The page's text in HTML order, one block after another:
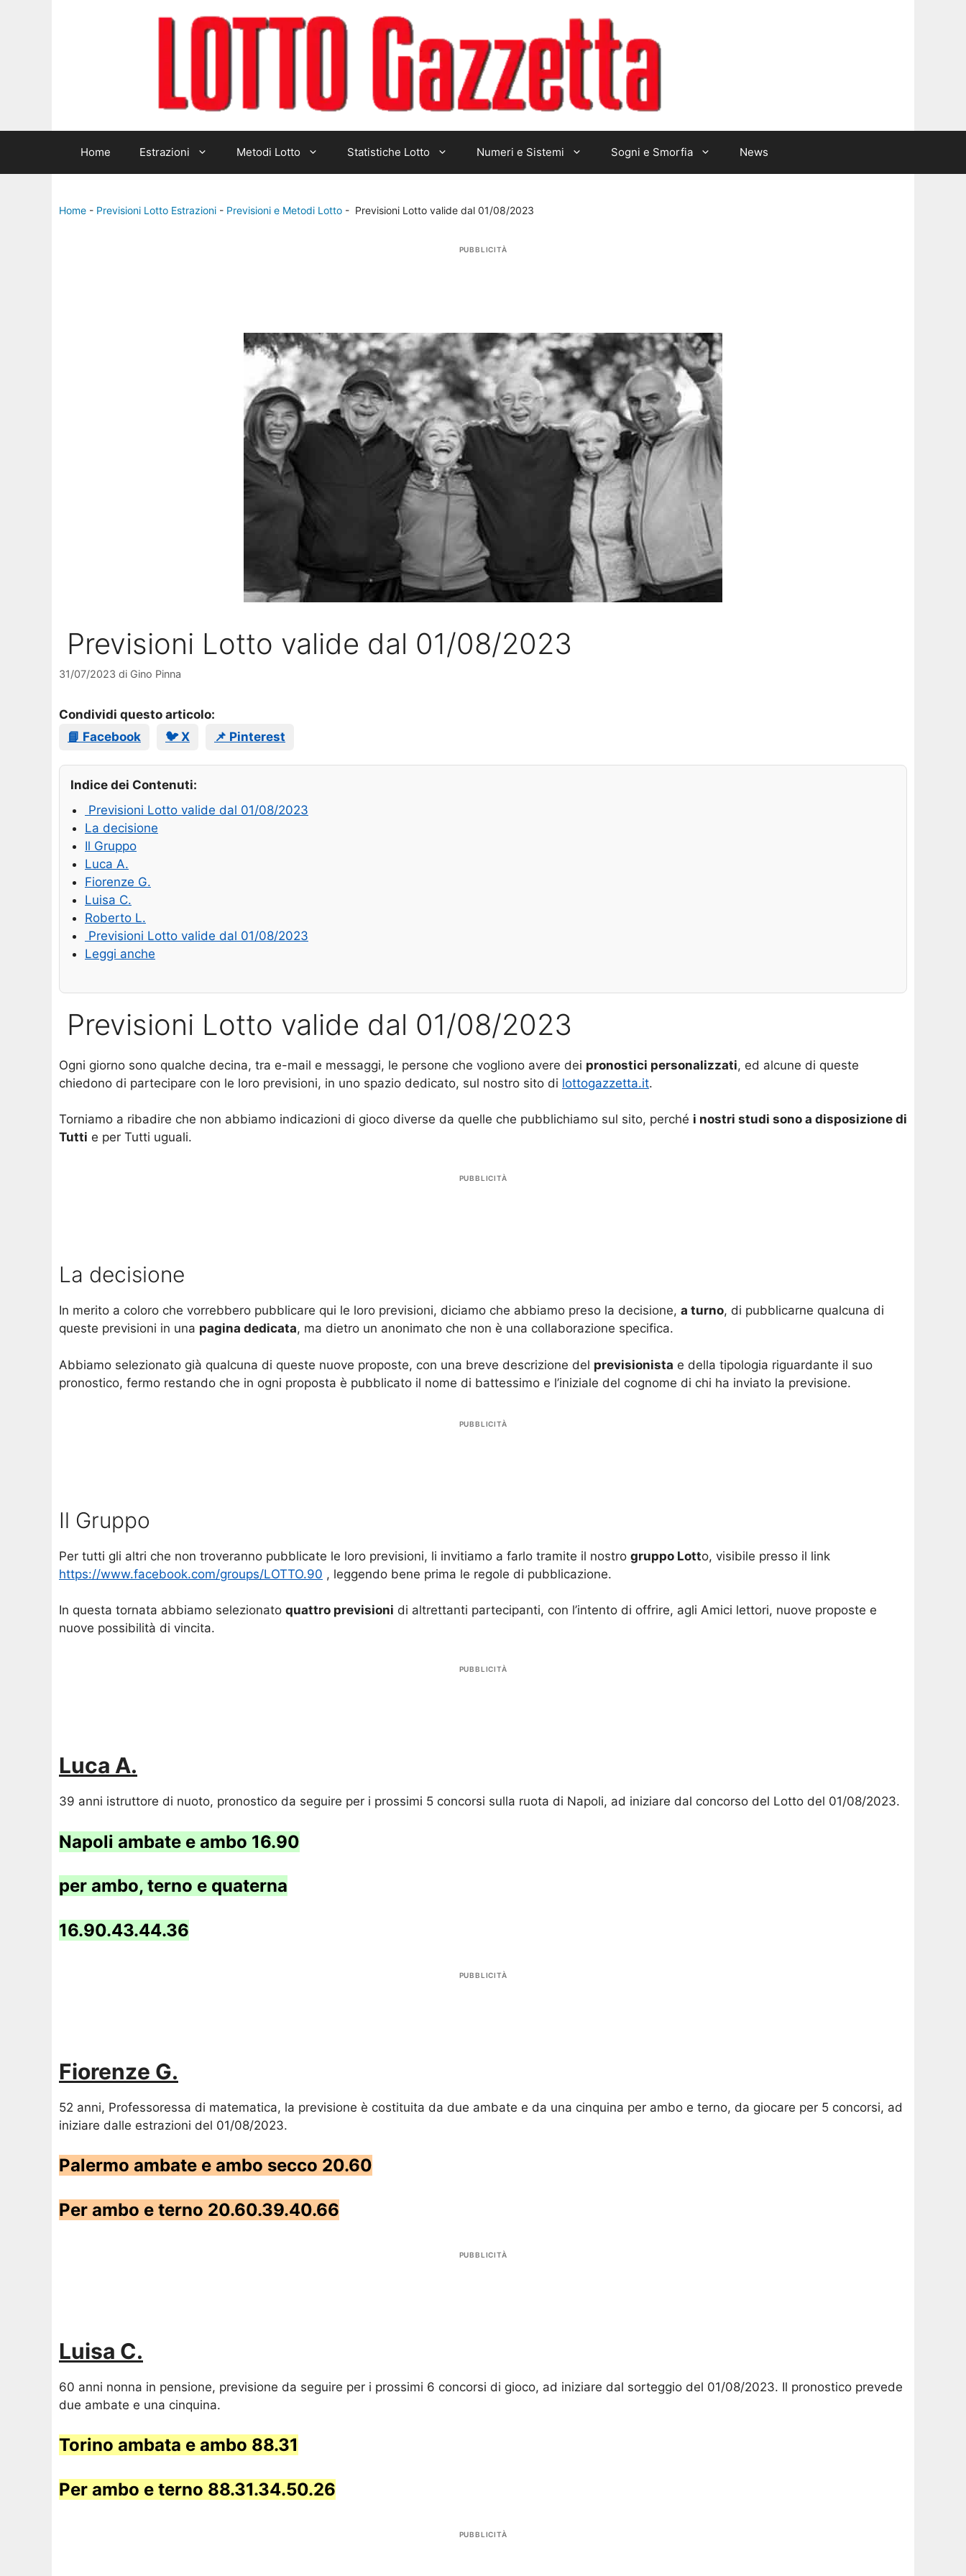
Home Estrazioni Metodi Lotto Statistiche Lotto Numeri e Sistemi Sogni e Smorfia News
Home - Previsioni Lotto Estrazioni - Previsioni e Metodi Lotto - Previsioni Lotto valide dal 01/08/2023
PUBBLICITÀ
Previsioni Lotto valide dal 01/08/2023
31/07/2023 di Gino Pinna
Condividi questo articolo:
📘 Facebook
🐦 X 📌 Pinterest
Indice dei Contenuti:
Previsioni Lotto valide dal 01/08/2023
La decisione
Il Gruppo
Luca A.
Fiorenze G.
Luisa C.
Roberto L.
Previsioni Lotto valide dal 01/08/2023
Leggi anche
Previsioni Lotto valide dal 01/08/2023
Ogni giorno sono qualche decina, tra e-mail e messaggi, le persone che vogliono avere dei pronostici personalizzati, ed alcune di queste
chiedono di partecipare con le loro previsioni, in uno spazio dedicato, sul nostro sito di lottogazzetta.it.
Torniamo a ribadire che non abbiamo indicazioni di gioco diverse da quelle che pubblichiamo sul sito, perché i nostri studi sono a disposizione di
Tutti e per Tutti uguali.
PUBBLICITÀ
La decisione
In merito a coloro che vorrebbero pubblicare qui le loro previsioni, diciamo che abbiamo preso la decisione, a turno, di pubblicarne qualcuna di
queste previsioni in una pagina dedicata, ma dietro un anonimato che non è una collaborazione specifica.
Abbiamo selezionato già qualcuna di queste nuove proposte, con una breve descrizione del previsionista e della tipologia riguardante il suo
pronostico, fermo restando che in ogni proposta è pubblicato il nome di battessimo e l’iniziale del cognome di chi ha inviato la previsione.
PUBBLICITÀ
Il Gruppo
Per tutti gli altri che non troveranno pubblicate le loro previsioni, li invitiamo a farlo tramite il nostro gruppo Lotto, visibile presso il link
https://www.facebook.com/groups/LOTTO.90 , leggendo bene prima le regole di pubblicazione.
In questa tornata abbiamo selezionato quattro previsioni di altrettanti partecipanti, con l’intento di offrire, agli Amici lettori, nuove proposte e
nuove possibilità di vincita.
PUBBLICITÀ
Luca A.
39 anni istruttore di nuoto, pronostico da seguire per i prossimi 5 concorsi sulla ruota di Napoli, ad iniziare dal concorso del Lotto del 01/08/2023.
Napoli ambate e ambo 16.90
per ambo, terno e quaterna
16.90.43.44.36
PUBBLICITÀ
Fiorenze G.
52 anni, Professoressa di matematica, la previsione è costituita da due ambate e da una cinquina per ambo e terno, da giocare per 5 concorsi, ad
iniziare dalle estrazioni del 01/08/2023.
Palermo ambate e ambo secco 20.60
Per ambo e terno 20.60.39.40.66
PUBBLICITÀ
Luisa C.
60 anni nonna in pensione, previsione da seguire per i prossimi 6 concorsi di gioco, ad iniziare dal sorteggio del 01/08/2023. Il pronostico prevede
due ambate e una cinquina.
Torino ambata e ambo 88.31
Per ambo e terno 88.31.34.50.26
PUBBLICITÀ